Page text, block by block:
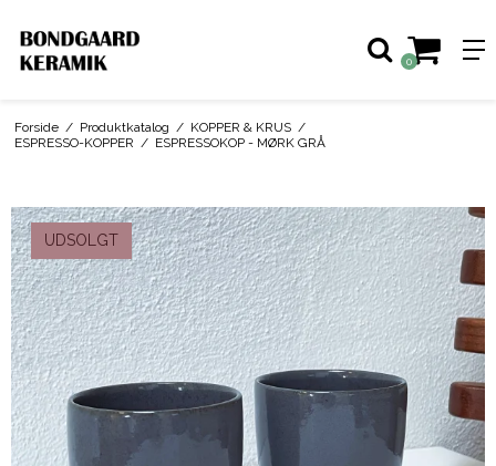
0
Forside / Produktkatalog / KOPPER & KRUS /
ESPRESSO-KOPPER / ESPRESSOKOP - MØRK GRÅ
UDSOLGT